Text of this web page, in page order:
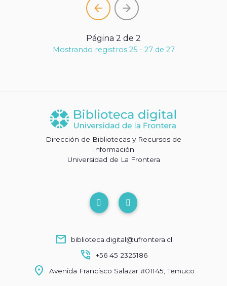
arrow_back arrow_forward
Página 2 de 2
Mostrando registros 25 - 27 de 27
Dirección de Bibliotecas y Recursos de
Información
Universidad de La Frontera
mail biblioteca.digital@ufrontera.cl
phone_in_talk +56 45 2325186
location_on Avenida Francisco Salazar #01145, Temuco